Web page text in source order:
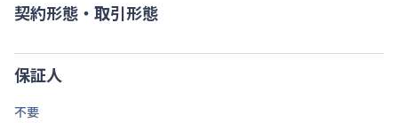
契約形態・取引形態
保証人
不要